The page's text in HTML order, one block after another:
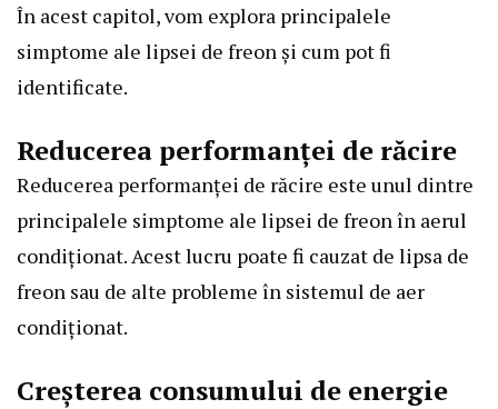
În acest capitol, vom explora principalele
simptome ale lipsei de freon și cum pot fi
identificate.
Reducerea performanței de răcire
Reducerea performanței de răcire este unul dintre
principalele simptome ale lipsei de freon în aerul
condiționat. Acest lucru poate fi cauzat de lipsa de
freon sau de alte probleme în sistemul de aer
condiționat.
Creșterea consumului de energie